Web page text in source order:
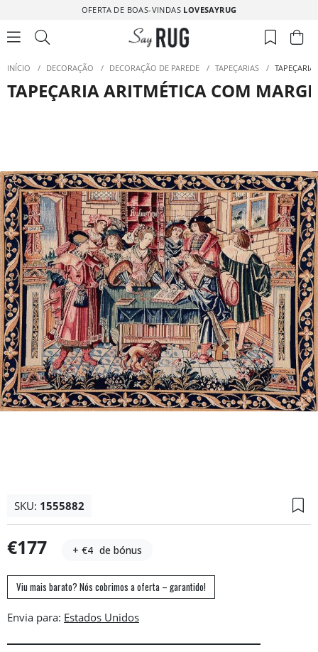
OFERTA DE BOAS-VINDAS LOVESAYRUG
INÍCIO / DECORAÇÃO / DECORAÇÃO DE PAREDE / TAPEÇARIAS /
TAPEÇARIA ARITMÉTICA COM
SKU: 1555882
€177 + €4 de bónus
Viu mais barato? Nós cobrimos a oferta – garantido!
Envia para: